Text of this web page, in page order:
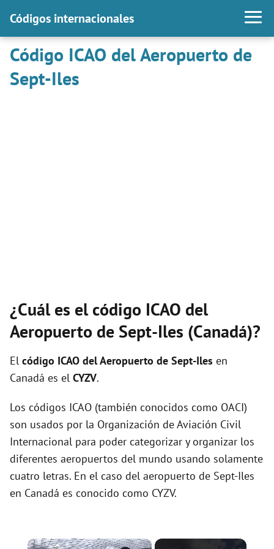
Códigos internacionales
Código ICAO del Aeropuerto de
Sept-Iles
¿Cuál es el código ICAO del
Aeropuerto de Sept-Iles (Canadá)?
El código ICAO delAeropuerto de Sept-Iles en
Canadá es el CYZV.
Los códigos ICAO (también conocidos como OACI)
son usados por la Organización de Aviación Civil
Internacional para poder categorizar y organizar los
diferentes aeropuertos del mundo usando solamente
cuatro letras. En el caso del aeropuerto de Sept-Iles
en Canadá es conocido como CYZV.
×